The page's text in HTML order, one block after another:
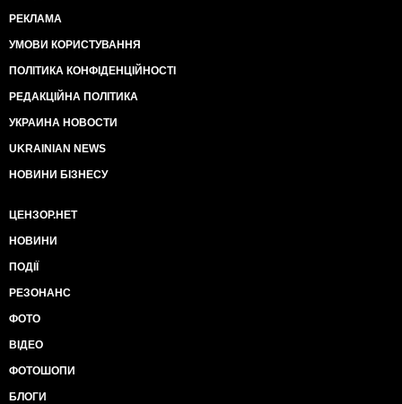
РЕКЛАМА
УМОВИ КОРИСТУВАННЯ
ПОЛІТИКА КОНФІДЕНЦІЙНОСТІ
РЕДАКЦІЙНА ПОЛІТИКА
УКРАИНА НОВОСТИ
UKRAINIAN NEWS
НОВИНИ БІЗНЕСУ
ЦЕНЗОР.НЕТ
НОВИНИ
ПОДІЇ
РЕЗОНАНС
ФОТО
ВІДЕО
ФОТОШОПИ
БЛОГИ